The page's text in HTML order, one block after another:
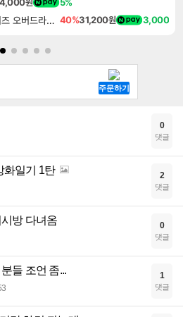
나 혼자만 레벨업 어라이즈 오버드라이브 디럭스 에디션 Solo Leveling Arise Overdrive Deluxe Edition 40%31,200원 3,000
0
댓글
화일기 1탄 2
댓글
방 다녀옴 0
댓글
들 조언 좀... 1
댓글